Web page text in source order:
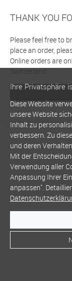
THANK YOU
Please feel free to
place an order,
Online orders are
Switzerland
Ihre Privatsphäre
Diese Website
unsere Website
Inhalt zu
verbessern. Zu
und deren
Mit der
Verwendung aller
Anpassung Ihrer
anpassen".